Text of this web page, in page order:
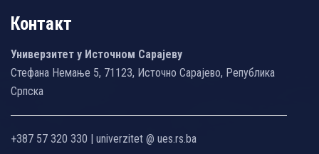
Контакт
Универзитет у Источном Сарајеву
Стефана Немање 5, 71123, Источно Сарајево, Република
Српска
+387 57 320 330 | univerzitet @ ues.rs.ba